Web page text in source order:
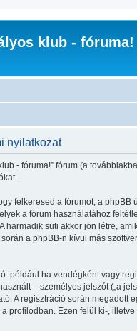
klub - fóruma!
nyilatkozat
- fóruma!” fórum (a
felkeresed a fórumot, a
a fórum használatához
süti akkor jön létre,
a phpBB-n kívül más
például ha vendégként vagy
– személyes jelszót („a
A regisztráció során
Ezen felül ki-,